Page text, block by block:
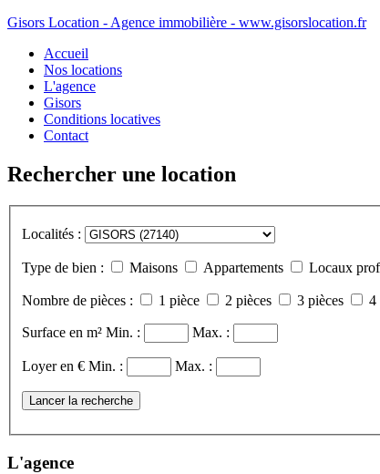
Gisors Location - Agence immobilière - www.gisorslocation.fr
Accueil
Nos locations
L'agence
Gisors
Conditions locatives
Contact
Rechercher une location
Localités :
Type de bien : Maisons Appartements Locaux
Nombre de pièces : 1 pièce 2 pièces 3 pièces 4
Surface en m² Min. : Max. :
Loyer en € Min. : Max. :
Lancer la recherche
L'agence